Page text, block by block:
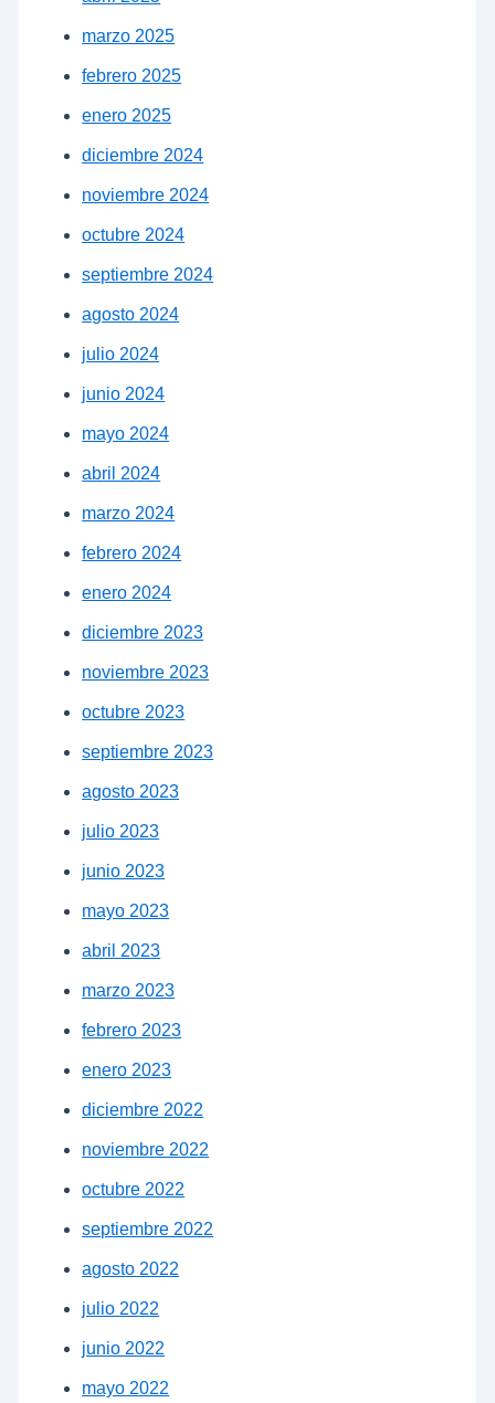
marzo 2025
febrero 2025
enero 2025
diciembre 2024
noviembre 2024
octubre 2024
septiembre 2024
agosto 2024
julio 2024
junio 2024
mayo 2024
abril 2024
marzo 2024
febrero 2024
enero 2024
diciembre 2023
noviembre 2023
octubre 2023
septiembre 2023
agosto 2023
julio 2023
junio 2023
mayo 2023
abril 2023
marzo 2023
febrero 2023
enero 2023
diciembre 2022
noviembre 2022
octubre 2022
septiembre 2022
agosto 2022
julio 2022
junio 2022
mayo 2022